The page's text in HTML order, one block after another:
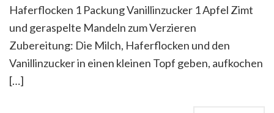
Haferflocken 1 Packung Vanillinzucker 1 Apfel Zimt
und geraspelte Mandeln zum Verzieren
Zubereitung: Die Milch, Haferflocken und den
Vanillinzucker in einen kleinen Topf geben, aufkochen
[…]